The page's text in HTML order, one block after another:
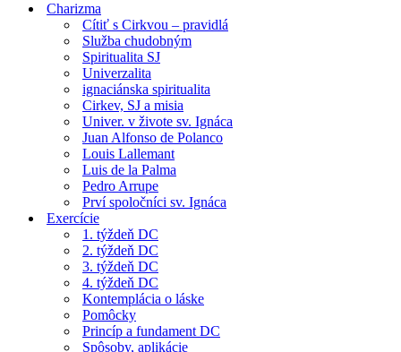
Charizma
Cítiť s Cirkvou – pravidlá
Služba chudobným
Spiritualita SJ
Univerzalita
ignaciánska spiritualita
Cirkev, SJ a misia
Univer. v živote sv. Ignáca
Juan Alfonso de Polanco
Louis Lallemant
Luis de la Palma
Pedro Arrupe
Prví spoločníci sv. Ignáca
Exercície
1. týždeň DC
2. týždeň DC
3. týždeň DC
4. týždeň DC
Kontemplácia o láske
Pomôcky
Princíp a fundament DC
Spôsoby, aplikácie